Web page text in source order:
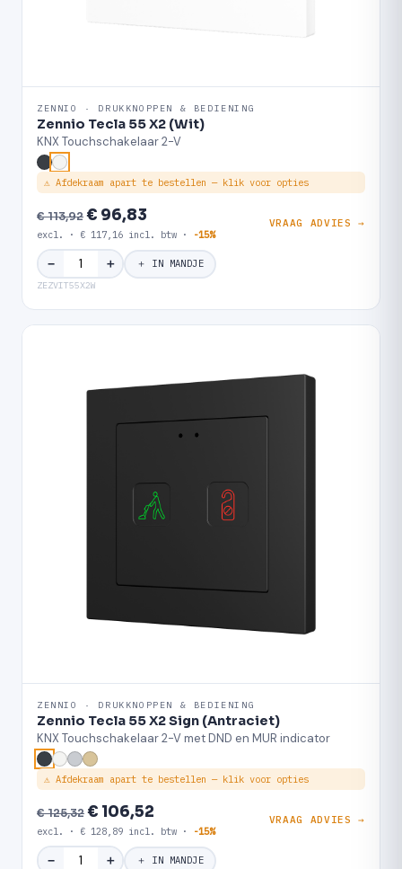
ZENNIO · DRUKKNOPPEN & BEDIENING
Zennio Tecla 55 X2 (Wit)
KNX Touchschakelaar 2-V
⚠ Afdekraam apart te bestellen — klik voor opties
€ 113,92€ 96,83
excl. · € 117,16 incl. btw · -15%
VRAAG ADVIES →
− ＋ ＋ IN MANDJE
ZEZVIT55X2W
ZENNIO · DRUKKNOPPEN & BEDIENING
Zennio Tecla 55 X2 Sign (Antraciet)
KNX Touchschakelaar 2-V met DND en MUR indicator
⚠ Afdekraam apart te bestellen — klik voor opties
€ 125,32€ 106,52
excl. · € 128,89 incl. btw · -15%
VRAAG ADVIES →
− ＋ ＋ IN MANDJE